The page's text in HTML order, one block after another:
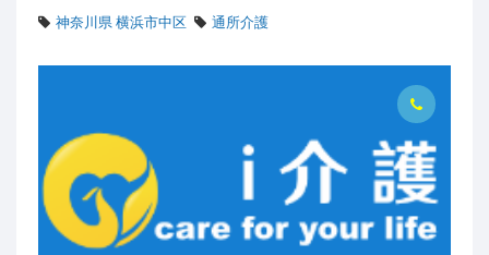
神奈川県 横浜市中区
通所介護